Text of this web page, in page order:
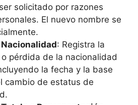
solicitado por razones
El nuevo nombre se
: Registra la
pérdida de la nacionalidad
la fecha y la base
cambio de estatus de